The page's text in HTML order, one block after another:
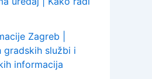
Zagreb |
gradskih službi i
informacija